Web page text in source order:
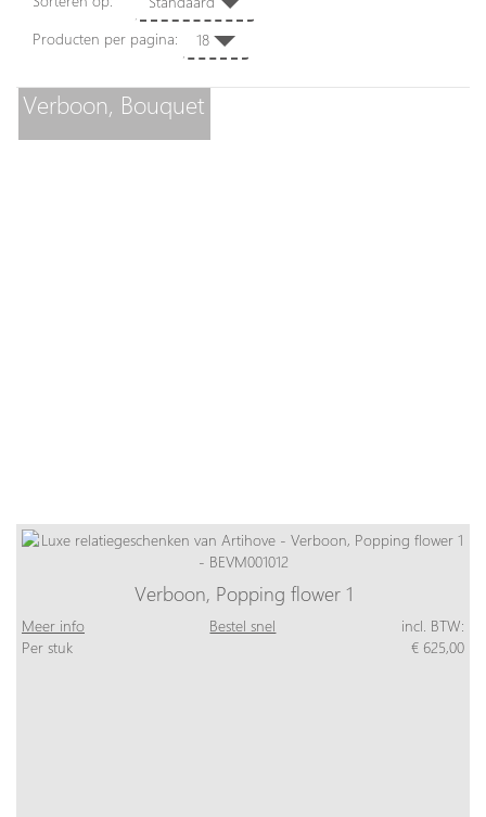
Producten per pagina: 18
Verboon, Bouquet
Verboon, Popping flower 1
Meer info Bestel snel
incl. BTW:
Per stuk
€ 625,00